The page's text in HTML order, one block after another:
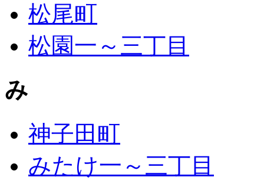
松尾町
松園一～三丁目
み
神子田町
みたけ一～三丁目